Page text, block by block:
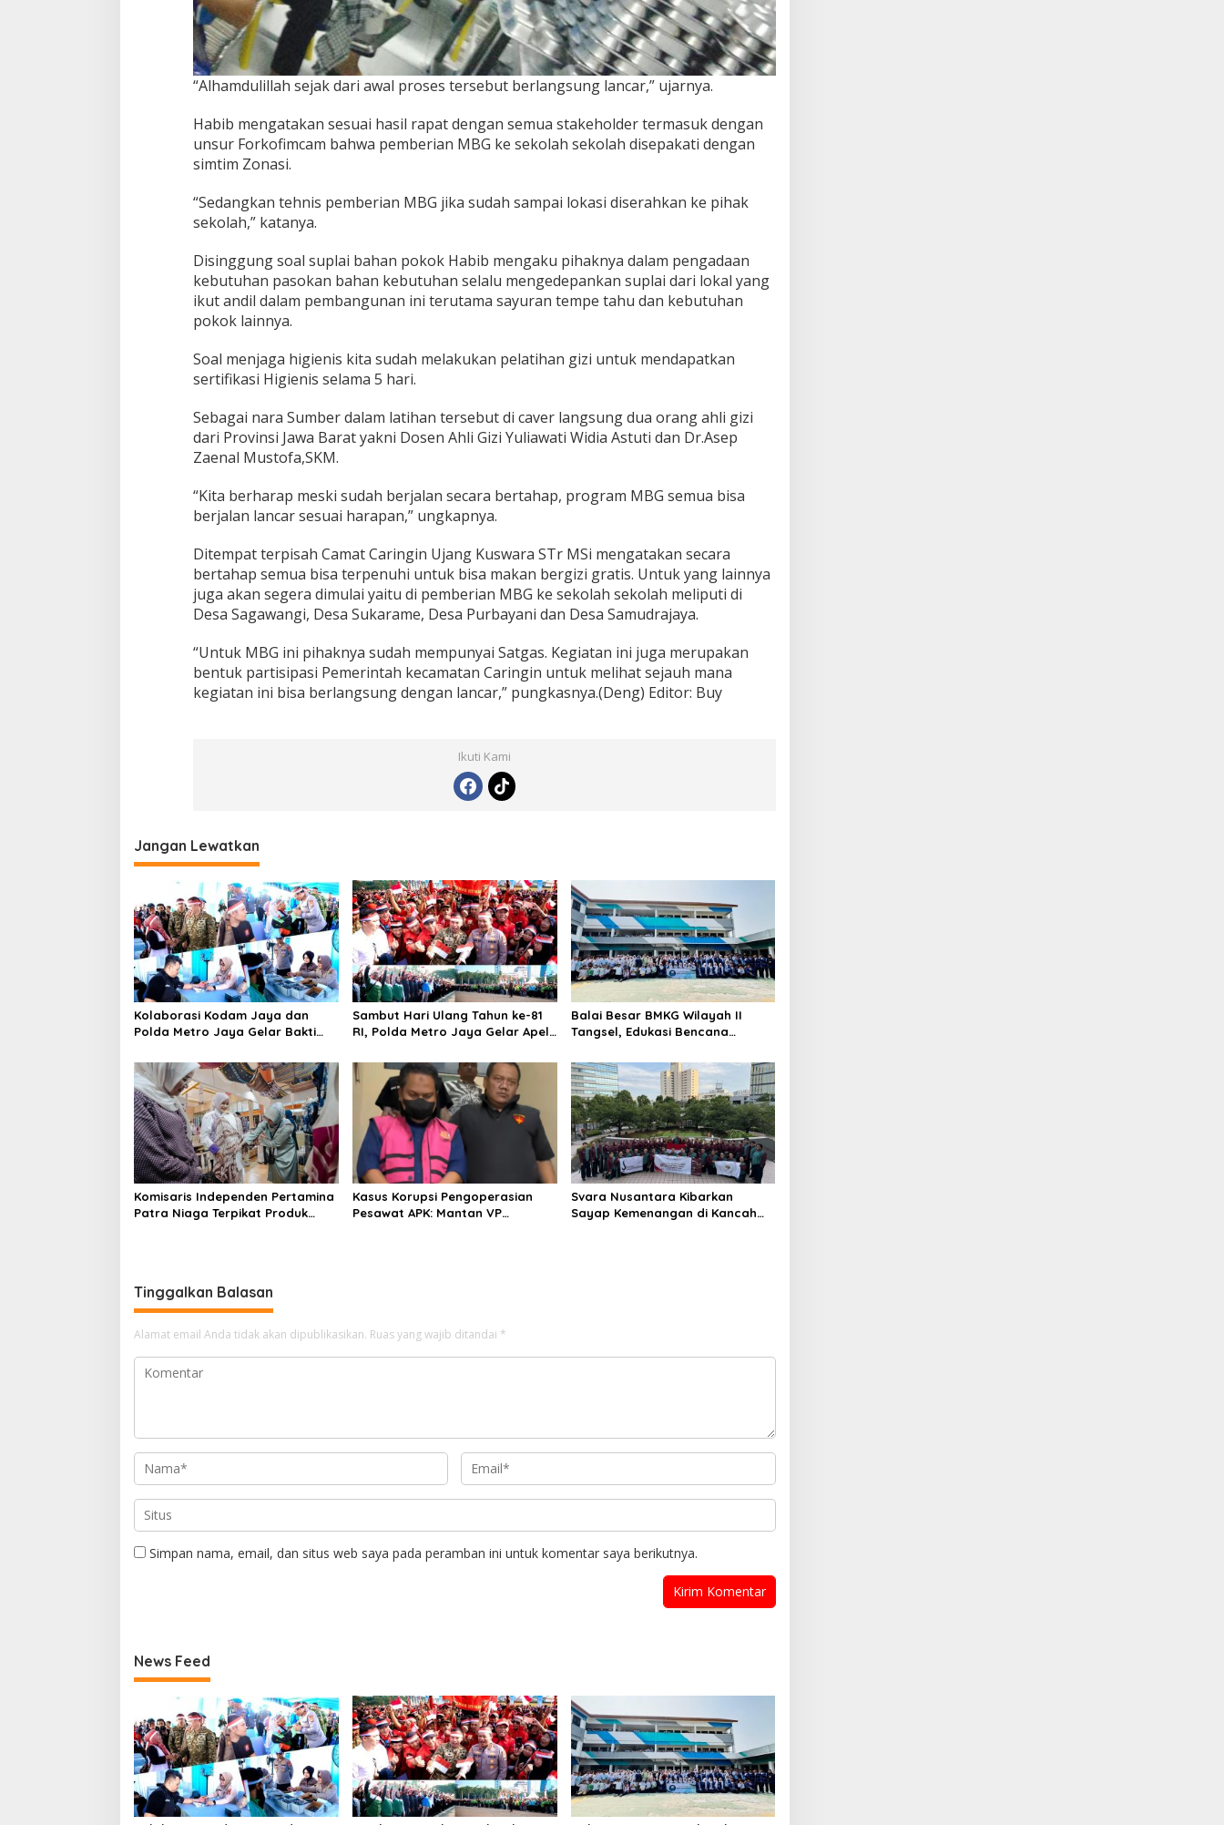
“Alhamdulillah sejak dari awal proses tersebut berlangsung lancar,” ujarnya.
Habib mengatakan sesuai hasil rapat dengan semua stakeholder termasuk dengan
unsur Forkofimcam bahwa pemberian MBG ke sekolah sekolah disepakati dengan
simtim Zonasi.
“Sedangkan tehnis pemberian MBG jika sudah sampai lokasi diserahkan ke pihak
sekolah,” katanya.
Disinggung soal suplai bahan pokok Habib mengaku pihaknya dalam pengadaan
kebutuhan pasokan bahan kebutuhan selalu mengedepankan suplai dari lokal yang
ikut andil dalam pembangunan ini terutama sayuran tempe tahu dan kebutuhan
pokok lainnya.
Soal menjaga higienis kita sudah melakukan pelatihan gizi untuk mendapatkan
sertifikasi Higienis selama 5 hari.
Sebagai nara Sumber dalam latihan tersebut di caver langsung dua orang ahli gizi
dari Provinsi Jawa Barat yakni Dosen Ahli Gizi Yuliawati Widia Astuti dan Dr.Asep
Zaenal Mustofa,SKM.
“Kita berharap meski sudah berjalan secara bertahap, program MBG semua bisa
berjalan lancar sesuai harapan,” ungkapnya.
Ditempat terpisah Camat Caringin Ujang Kuswara STr MSi mengatakan secara
bertahap semua bisa terpenuhi untuk bisa makan bergizi gratis. Untuk yang lainnya
juga akan segera dimulai yaitu di pemberian MBG ke sekolah sekolah meliputi di
Desa Sagawangi, Desa Sukarame, Desa Purbayani dan Desa Samudrajaya.
“Untuk MBG ini pihaknya sudah mempunyai Satgas. Kegiatan ini juga merupakan
bentuk partisipasi Pemerintah kecamatan Caringin untuk melihat sejauh mana
kegiatan ini bisa berlangsung dengan lancar,” pungkasnya.(Deng) Editor: Buy
Ikuti Kami
Jangan Lewatkan
Kolaborasi Kodam Jaya dan
Polda Metro Jaya Gelar Bakti
Sambut Hari Ulang Tahun ke-81
RI, Polda Metro Jaya Gelar Apel
Balai Besar BMKG Wilayah II
Tangsel, Edukasi Bencana
kepada pelajar UPTD SMPN 23
Komisaris Independen Pertamina
Patra Niaga Terpikat Produk
Kasus Korupsi Pengoperasian
Pesawat APK: Mantan VP
Svara Nusantara Kibarkan
Sayap Kemenangan di Kancah
Tinggalkan Balasan
Alamat email Anda tidak akan dipublikasikan. Ruas yang wajib ditandai *
Simpan nama, email, dan situs web saya pada peramban ini untuk komentar saya berikutnya.
News Feed